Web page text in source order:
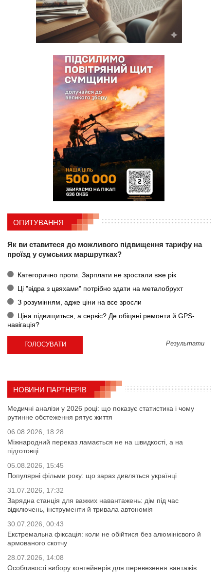
ОПИТУВАННЯ
Як ви ставитеся до можливого підвищення тарифу на
проїзд у сумських маршрутках?
Категорично проти. Зарплати не зростали вже рік
Ці "відра з цвяхами" потрібно здати на металобрухт
З розумінням, адже ціни на все зросли
Ціна підвищиться, а сервіс? Де обіцяні ремонти й GPS-
навігація?
Результати
НОВИНИ ПАРТНЕРІВ
Медичні аналізи у 2026 році: що показує статистика і чому
рутинне обстеження рятує життя
06.08.2026, 18:28
Міжнародний переказ ламається не на швидкості, а на
підготовці
05.08.2026, 15:45
Популярні фільми року: що зараз дивляться українці
31.07.2026, 17:32
Зарядна станція для важких навантажень: дім під час
відключень, інструменти й тривала автономія
30.07.2026, 00:43
Екстремальна фіксація: коли не обійтися без алюмінієвого й
армованого скотчу
28.07.2026, 14:08
Особливості вибору контейнерів для перевезення вантажів